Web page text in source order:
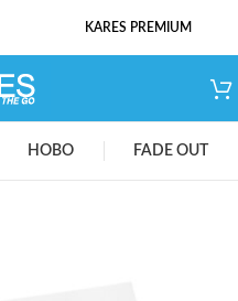
KARES PREMIUM
НОВО FADE OUT